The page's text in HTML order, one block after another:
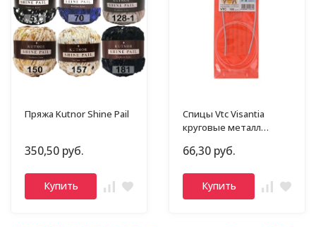
Пряжа Kutnor Shine Pail
350,50 руб.
Купить
Спицы Vtc Visantia
круговые металл
66,30 руб.
Купить